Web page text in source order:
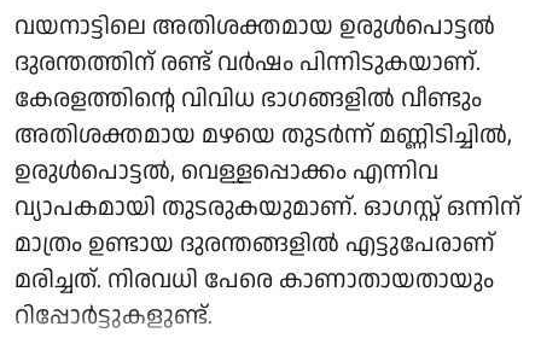
വയനാട്ടിലെ അതിശക്തമായ ഉരുൾപൊട്ടൽ
ദുരന്തത്തിന് രണ്ട് വർഷം പിന്നിടുകയാണ്.
കേരളത്തിന്റെ വിവിധ ഭാഗങ്ങളിൽ വീണ്ടും
അതിശക്തമായ മഴയെ തുടർന്ന് മണ്ണിടിച്ചിൽ,
ഉരുൾപൊട്ടൽ, വെള്ളപ്പൊക്കം എന്നിവ
വ്യാപകമായി തുടരുകയുമാണ്. ഓ​ഗസ്റ്റ് ഒന്നിന്
മാത്രം ഉണ്ടായ ദുരന്തങ്ങളിൽ എട്ടുപേരാണ്
മരിച്ചത്. നിരവധി പേരെ കാണാതായതായും
റിപ്പോര്‍ട്ടുകളുണ്ട്.